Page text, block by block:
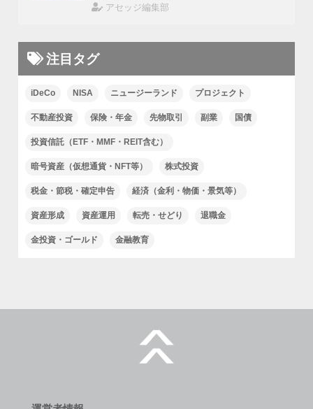
アセッジ編集部
注目タグ
iDeCo NISA ニュージーランド プロジェクト
不動産投資 保険・年金 先物取引 副業 国債
投資信託（ETF・MMF・REIT含む）
暗号資産（仮想通貨・NFT等） 株式投資
税金・節税・確定申告 経済（金利・物価・景気等）
資産形成 資産運用 転売・せどり 退職金
金投資・ゴールド 金融教育